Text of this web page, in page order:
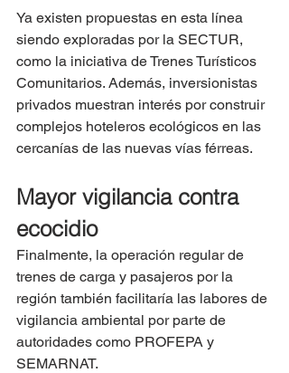
Ya existen propuestas en esta línea
siendo exploradas por la SECTUR,
como la iniciativa de Trenes Turísticos
Comunitarios. Además, inversionistas
privados muestran interés por construir
complejos hoteleros ecológicos en las
cercanías de las nuevas vías férreas.
Mayor vigilancia contra
ecocidio
Finalmente, la operación regular de
trenes de carga y pasajeros por la
región también facilitaría las labores de
vigilancia ambiental por parte de
autoridades como PROFEPA y
SEMARNAT.